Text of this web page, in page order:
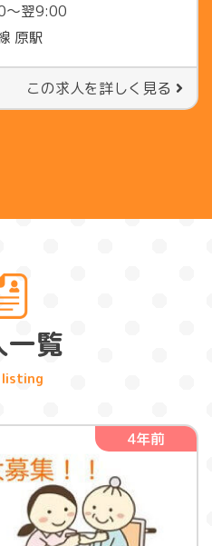
翌9:00
原駅
この求人を詳しく見る
一覧
4年前